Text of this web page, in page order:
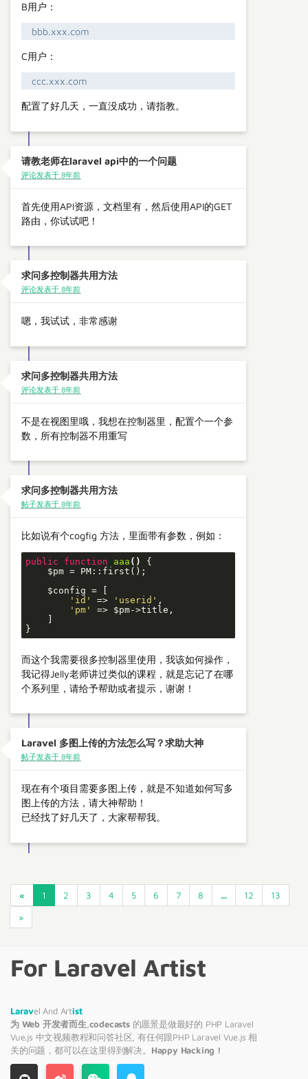
B用户：
bbb.xxx.com
C用户：
ccc.xxx.com
配置了好几天，一直没成功，请指教。
请教老师在laravel api中的一个问题
评论发表于 8年前
首先使用API资源，文档里有，然后使用API的GET
路由，你试试吧！
求问多控制器共用方法
评论发表于 8年前
嗯，我试试，非常感谢
求问多控制器共用方法
评论发表于 8年前
不是在视图里哦，我想在控制器里，配置个一个参
数，所有控制器不用重写
求问多控制器共用方法
帖子发表于 8年前
比如说有个cogfig 方法，里面带有参数，例如：
public function aaa ()
{
    $pm = PM::first();
    $config = [
'id'
=> 'userid' ,
'pm'
=> $pm->title,
    ]
}
而这个我需要很多控制器里使用，我该如何操作，
我记得Jelly老师讲过类似的课程，就是忘记了在哪
个系列里，请给予帮助或者提示，谢谢！
Laravel 多图上传的方法怎么写？求助大神
帖子发表于 8年前
现在有个项目需要多图上传，就是不知道如何写多
图上传的方法，请大神帮助！
已经找了好几天了，大家帮帮我。
« 1 2 3 4 5 6 7 8 ... 12
13
»
For Laravel Artist
Laravel And Artist
为 Web 开发者而生 codecasts的愿景是做最好的 PHP Laravel
Vue.js 中文视频教程和问答社区, 有任何跟PHP Laravel Vue.js 相
关的问题，都可以在这里得到解决。 Happy Hacking !